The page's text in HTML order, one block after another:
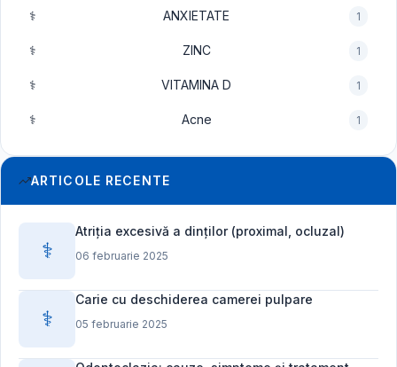
⚕️ ANXIETATE 1
⚕️ ZINC 1
⚕️ VITAMINA D 1
⚕️ Acne 1
ARTICOLE RECENTE
⚕️
Atriția excesivă a dinților (proximal, ocluzal)
06 februarie 2025
⚕️
Carie cu deschiderea camerei pulpare
05 februarie 2025